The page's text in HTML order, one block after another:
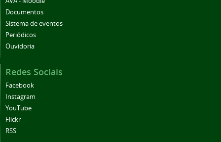
Documentos
Sistema de eventos
Periódicos
Ouvidoria
Redes Sociais
Facebook
Instagram
YouTube
Flickr
RSS